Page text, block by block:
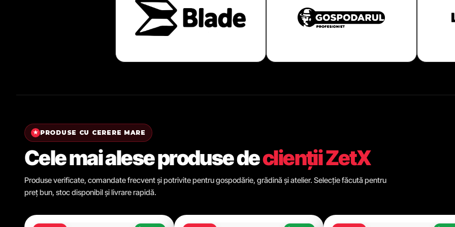
★ PRODUSE CU CERERE MARE
Cele mai alese produse declienții ZetX
Produse verificate, comandate frecvent și potrivite pentru gospodărie, grădină și atelier. Selecție făcută pentru
preț bun, stoc disponibil și livrare rapidă.